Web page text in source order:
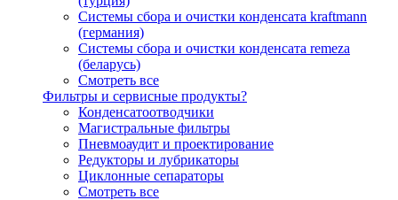
Системы сбора и очистки конденсата kraftmann
(германия)
Системы сбора и очистки конденсата remeza
(беларусь)
Смотреть все
Фильтры и сервисные продукты?
Конденсатоотводчики
Магистральные фильтры
Пневмоаудит и проектирование
Редукторы и лубрикаторы
Циклонные сепараторы
Смотреть все